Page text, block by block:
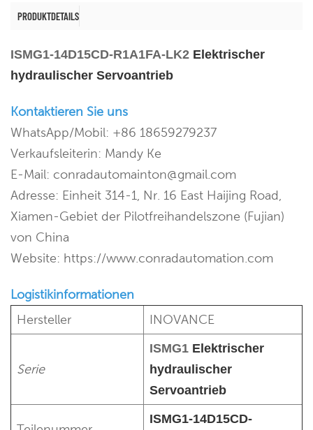
PRODUKTDETAILS
ISMG1-14D15CD-R1A1FA-LK2 Elektrischer
hydraulischer Servoantrieb
Kontaktieren Sie uns
WhatsApp/Mobil: +86 18659279237
Verkaufsleiterin: Mandy Ke
E-Mail: conradautomainton@gmail.com
Adresse: Einheit 314-1, Nr. 16 East Haijing Road,
Xiamen-Gebiet der Pilotfreihandelszone (Fujian)
von China
Website: https://www.conradautomation.com
Logistikinformationen
Hersteller
INOVANCE
Serie
ISMG1 Elektrischer
hydraulischer
Servoantrieb
ISMG1-14D15CD-